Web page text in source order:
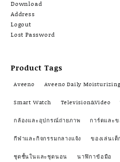
Download
Address
Logout
Lost Password
Product Tags
Aveeno Aveeno Daily
Smart Watch Television&Video
กล้องและอุปกรณ์ถ่ายภาพ การ์ดและ
กีฬาและกิจกรรมกลางแจ้ง ของเล่นเด็
ชุดชั้นในและชุดนอน นาฬิกาข้อมือ